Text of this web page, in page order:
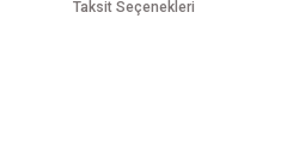
Taksit Seçenekleri